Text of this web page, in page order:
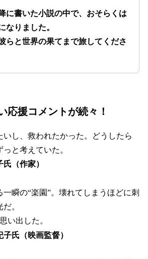
に書いた小説の中で、おそらくは
なりました。
らと世界の果てまで旅してくださ
応援コメントが続々！
いし、救われたかった。どうしたら
と考えていた。
（作家）
瞬の“楽園”。壊れてしまうほどに刺
。
い出した。
子氏（映画監督）